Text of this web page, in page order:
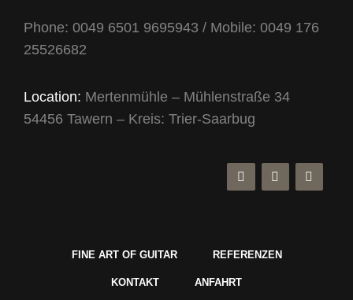
Phone: 0049 6501 9695943 / Mobile: 0049 176
25526682
Location: Mertenmühle – Mühlenstraße 34
54456 Tawern – Kreis: Trier-Saarbug
FINE ART OF GUITAR REFERENZEN
KONTAKT ANFAHRT